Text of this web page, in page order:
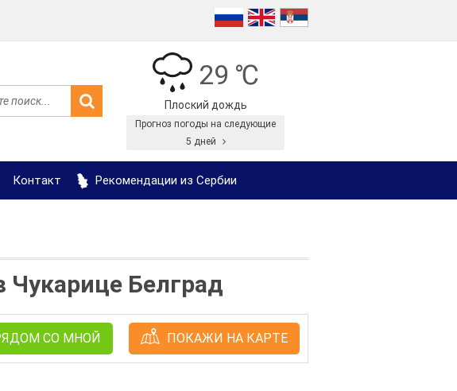
29 ℃
Плоский дождь
Прогноз погоды на следующие
5 дней
Контакт Рекомендации из Сербии
Чукарице Белград
СО МНОЙ ПОКАЖИ НА КАРТЕ